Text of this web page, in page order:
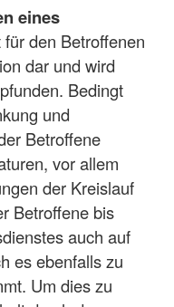
eines
den Betroffenen
dar und wird
Bedingt
und
Betroffene
vor allem
der Kreislauf
Betroffene bis
auch auf
es ebenfalls zu
Um dies zu